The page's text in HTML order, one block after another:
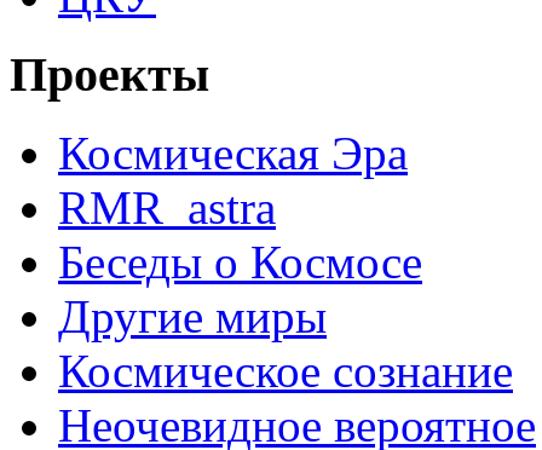
Проекты
Космическая Эра
RMR_astra
Беседы о Космосе
Другие миры
Космическое сознание
Неочевидное вероятное